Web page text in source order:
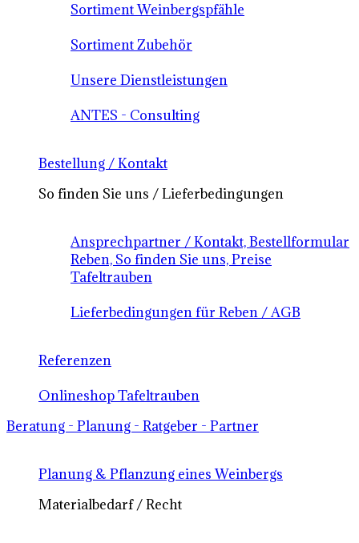
Sortiment Weinbergspfähle
Sortiment Zubehör
Unsere Dienstleistungen
ANTES - Consulting
Bestellung / Kontakt
So finden Sie uns / Lieferbedingungen
Ansprechpartner / Kontakt, Bestellformular
Reben, So finden Sie uns, Preise
Tafeltrauben
Lieferbedingungen für Reben / AGB
Referenzen
Onlineshop Tafeltrauben
Beratung - Planung - Ratgeber - Partner
Planung & Pflanzung eines Weinbergs
Materialbedarf / Recht